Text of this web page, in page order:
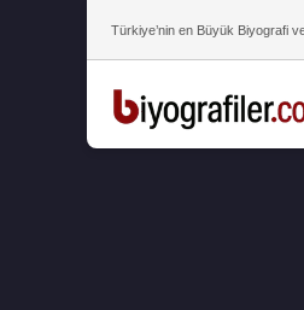
Türkiye’nin en Büyük Biyografi